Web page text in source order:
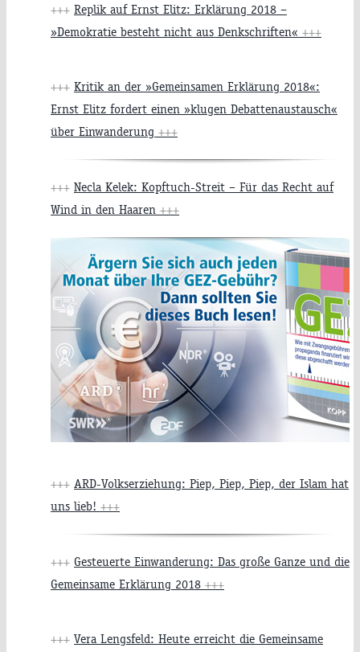
+++ Replik auf Ernst Elitz: Erklärung 2018 –
»Demokratie besteht nicht aus Denkschriften« +++
+++ Kritik an der »Gemeinsamen Erklärung 2018«:
Ernst Elitz fordert einen »klugen Debattenaustausch«
über Einwanderung +++
+++ Necla Kelek: Kopftuch-Streit – Für das Recht auf
Wind in den Haaren +++
+++ ARD-Volkserziehung: Piep, Piep, Piep, der Islam hat
uns lieb! +++
+++ Gesteuerte Einwanderung: Das große Ganze und die
Gemeinsame Erklärung 2018 +++
+++ Vera Lengsfeld: Heute erreicht die Gemeinsame